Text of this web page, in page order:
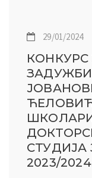
29/01/2024
2023/